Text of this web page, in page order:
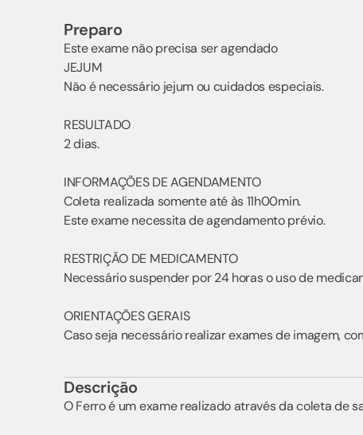
Preparo
Este exame não precisa ser agendado
JEJUM
Não é necessário jejum ou cuidados especiais.
RESULTADO
2 dias.
INFORMAÇÕES DE AGENDAMENTO
Coleta realizada somente até às 11h00min.
Este exame necessita de agendamento prévio.
RESTRIÇÃO DE MEDICAMENTO
Necessário suspender por 24 horas o uso de
ORIENTAÇÕES GERAIS
Caso seja necessário realizar exames de imagem,
Descrição
O Ferro é um exame realizado através da coleta de